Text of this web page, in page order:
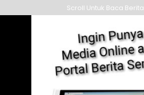
to
Scroll Untuk Baca Berita